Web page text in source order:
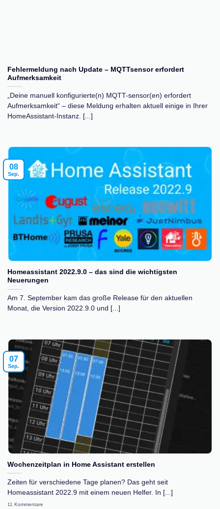
Fehlermeldung nach Update – MQTTsensor erfordert
Aufmerksamkeit
„Deine manuell konfigurierte(n) MQTT-sensor(en) erfordert
Aufmerksamkeit“ – diese Meldung erhalten aktuell einige in Ihrer
HomeAssistant-Instanz. [...]
Homeassistant 2022.9.0 – das sind die wichtigsten
Neuerungen
Am 7. September kam das große Release für den aktuellen
Monat, die Version 2022.9.0 und [...]
08
Sep.
Wochenzeitplan in Home Assistant erstellen
Zeiten für verschiedene Tage planen? Das geht seit
Homeassistant 2022.9 mit einem neuen Helfer. In [...]
11 Kommentare
07
Sep.